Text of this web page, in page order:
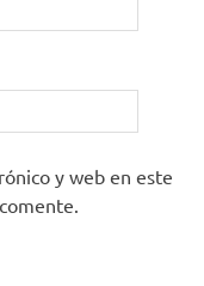
y web en este